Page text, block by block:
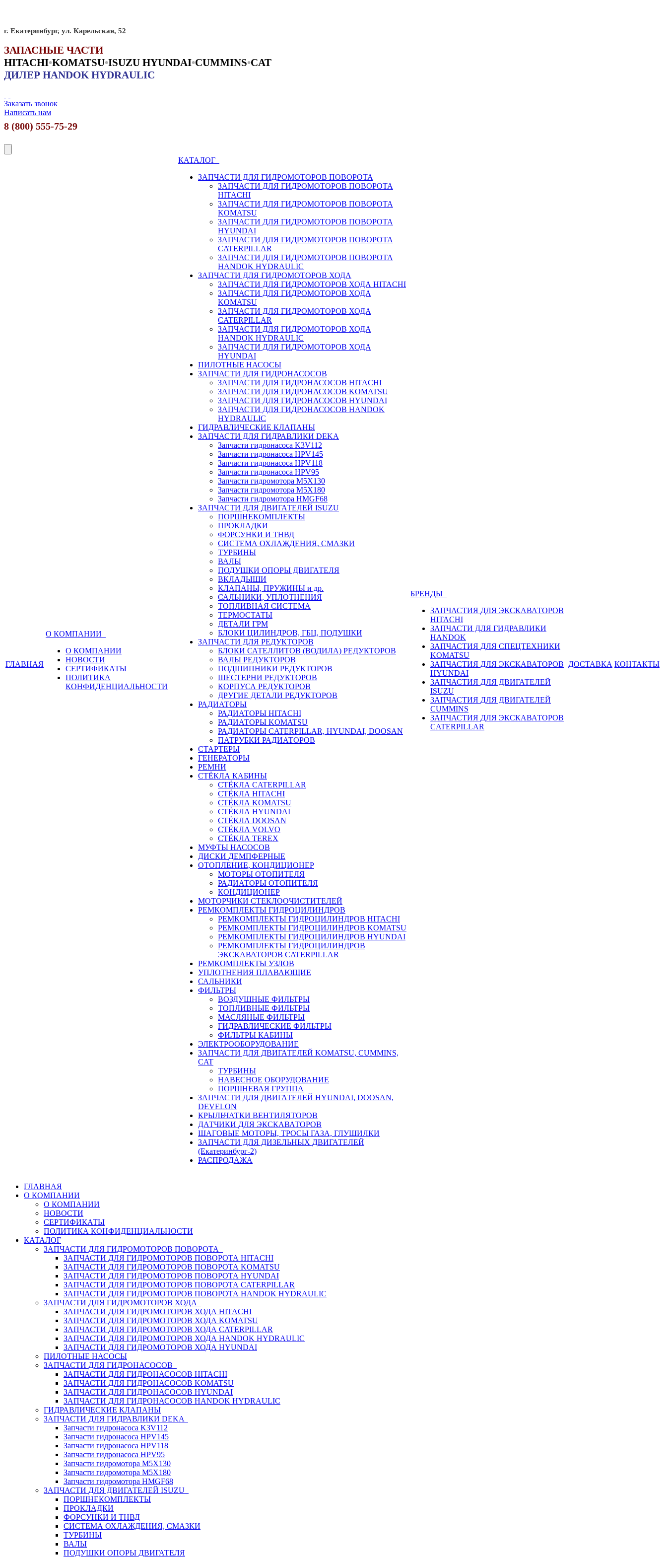
г. Екатеринбург, ул. Карельская, 52
ЗАПАСНЫЕ ЧАСТИ
HITACHI•KOMATSU•ISUZU HYUNDAI•CUMMINS•CAT
ДИЛЕР HANDOK HYDRAULIC
Заказать звонок
Написать нам
8 (800) 555-75-29
ГЛАВНАЯ
О КОМПАНИИ
О КОМПАНИИ
НОВОСТИ
СЕРТИФИКАТЫ
ПОЛИТИКА
КОНФИДЕНЦИАЛЬНОСТИ
КАТАЛОГ
ЗАПЧАСТИ ДЛЯ ГИДРОМОТОРОВ ПОВОРОТА
ЗАПЧАСТИ ДЛЯ ГИДРОМОТОРОВ ПОВОРОТА
HITACHI
ЗАПЧАСТИ ДЛЯ ГИДРОМОТОРОВ ПОВОРОТА
KOMATSU
ЗАПЧАСТИ ДЛЯ ГИДРОМОТОРОВ ПОВОРОТА
HYUNDAI
ЗАПЧАСТИ ДЛЯ ГИДРОМОТОРОВ ПОВОРОТА
CATERPILLAR
ЗАПЧАСТИ ДЛЯ ГИДРОМОТОРОВ ПОВОРОТА
HANDOK HYDRAULIC
ЗАПЧАСТИ ДЛЯ ГИДРОМОТОРОВ ХОДА
ЗАПЧАСТИ ДЛЯ ГИДРОМОТОРОВ ХОДА HITACHI
ЗАПЧАСТИ ДЛЯ ГИДРОМОТОРОВ ХОДА
KOMATSU
ЗАПЧАСТИ ДЛЯ ГИДРОМОТОРОВ ХОДА
CATERPILLAR
ЗАПЧАСТИ ДЛЯ ГИДРОМОТОРОВ ХОДА
HANDOK HYDRAULIC
ЗАПЧАСТИ ДЛЯ ГИДРОМОТОРОВ ХОДА
HYUNDAI
ПИЛОТНЫЕ НАСОСЫ
ЗАПЧАСТИ ДЛЯ ГИДРОНАСОСОВ
ЗАПЧАСТИ ДЛЯ ГИДРОНАСОСОВ HITACHI
ЗАПЧАСТИ ДЛЯ ГИДРОНАСОСОВ KOMATSU
ЗАПЧАСТИ ДЛЯ ГИДРОНАСОСОВ HYUNDAI
ЗАПЧАСТИ ДЛЯ ГИДРОНАСОСОВ HANDOK
HYDRAULIC
ГИДРАВЛИЧЕСКИЕ КЛАПАНЫ
ЗАПЧАСТИ ДЛЯ ГИДРАВЛИКИ DEKA
Запчасти гидронасоса K3V112
Запчасти гидронасоса HPV145
Запчасти гидронасоса HPV118
Запчасти гидронасоса HPV95
Запчасти гидромотора M5X130
Запчасти гидромотора M5X180
Запчасти гидромотора HMGF68
ЗАПЧАСТИ ДЛЯ ДВИГАТЕЛЕЙ ISUZU
ПОРШНЕКОМПЛЕКТЫ
ПРОКЛАДКИ
ФОРСУНКИ И ТНВД
СИСТЕМА ОХЛАЖДЕНИЯ, СМАЗКИ
ТУРБИНЫ
ВАЛЫ
ПОДУШКИ ОПОРЫ ДВИГАТЕЛЯ
ВКЛАДЫШИ
КЛАПАНЫ, ПРУЖИНЫ и др.
САЛЬНИКИ, УПЛОТНЕНИЯ
ТОПЛИВНАЯ СИСТЕМА
ТЕРМОСТАТЫ
ДЕТАЛИ ГРМ
БЛОКИ ЦИЛИНДРОВ, ГБЦ, ПОДУШКИ
ЗАПЧАСТИ ДЛЯ РЕДУКТОРОВ
БЛОКИ САТЕЛЛИТОВ (ВОДИЛА) РЕДУКТОРОВ
ВАЛЫ РЕДУКТОРОВ
ПОДШИПНИКИ РЕДУКТОРОВ
ШЕСТЕРНИ РЕДУКТОРОВ
КОРПУСА РЕДУКТОРОВ
ДРУГИЕ ДЕТАЛИ РЕДУКТОРОВ
РАДИАТОРЫ
РАДИАТОРЫ HITACHI
РАДИАТОРЫ KOMATSU
РАДИАТОРЫ CATERPILLAR, HYUNDAI, DOOSAN
ПАТРУБКИ РАДИАТОРОВ
СТАРТЕРЫ
ГЕНЕРАТОРЫ
РЕМНИ
СТЁКЛА КАБИНЫ
СТЁКЛА CATERPILLAR
СТЁКЛА HITACHI
СТЁКЛА KOMATSU
СТЁКЛА HYUNDAI
СТЁКЛА DOOSAN
СТЁКЛА VOLVO
СТЁКЛА TEREX
МУФТЫ НАСОСОВ
ДИСКИ ДЕМПФЕРНЫЕ
ОТОПЛЕНИЕ, КОНДИЦИОНЕР
МОТОРЫ ОТОПИТЕЛЯ
РАДИАТОРЫ ОТОПИТЕЛЯ
КОНДИЦИОНЕР
МОТОРЧИКИ СТЕКЛООЧИСТИТЕЛЕЙ
РЕМКОМПЛЕКТЫ ГИДРОЦИЛИНДРОВ
РЕМКОМПЛЕКТЫ ГИДРОЦИЛИНДРОВ HITACHI
РЕМКОМПЛЕКТЫ ГИДРОЦИЛИНДРОВ KOMATSU
РЕМКОМПЛЕКТЫ ГИДРОЦИЛИНДРОВ HYUNDAI
РЕМКОМПЛЕКТЫ ГИДРОЦИЛИНДРОВ
ЭКСКАВАТОРОВ CATERPILLAR
РЕМКОМПЛЕКТЫ УЗЛОВ
УПЛОТНЕНИЯ ПЛАВАЮЩИЕ
САЛЬНИКИ
ФИЛЬТРЫ
ВОЗДУШНЫЕ ФИЛЬТРЫ
ТОПЛИВНЫЕ ФИЛЬТРЫ
МАСЛЯНЫЕ ФИЛЬТРЫ
ГИДРАВЛИЧЕСКИЕ ФИЛЬТРЫ
ФИЛЬТРЫ КАБИНЫ
ЭЛЕКТРООБОРУДОВАНИЕ
ЗАПЧАСТИ ДЛЯ ДВИГАТЕЛЕЙ KOMATSU, CUMMINS,
CAT
ТУРБИНЫ
НАВЕСНОЕ ОБОРУДОВАНИЕ
ПОРШНЕВАЯ ГРУППА
ЗАПЧАСТИ ДЛЯ ДВИГАТЕЛЕЙ HYUNDAI, DOOSAN,
DEVELON
КРЫЛЬЧАТКИ ВЕНТИЛЯТОРОВ
ДАТЧИКИ ДЛЯ ЭКСКАВАТОРОВ
ШАГОВЫЕ МОТОРЫ, ТРОСЫ ГАЗА, ГЛУШИЛКИ
ЗАПЧАСТИ ДЛЯ ДИЗЕЛЬНЫХ ДВИГАТЕЛЕЙ
(Екатеринбург-2)
РАСПРОДАЖА
БРЕНДЫ
ЗАПЧАСТИЯ ДЛЯ ЭКСКАВАТОРОВ
HITACHI
ЗАПЧАСТИ ДЛЯ ГИДРАВЛИКИ
HANDOK
ЗАПЧАСТИЯ ДЛЯ СПЕЦТЕХНИКИ
KOMATSU
ЗАПЧАСТИЯ ДЛЯ ЭКСКАВАТОРОВ
HYUNDAI
ЗАПЧАСТИЯ ДЛЯ ДВИГАТЕЛЕЙ
ISUZU
ЗАПЧАСТИЯ ДЛЯ ДВИГАТЕЛЕЙ
CUMMINS
ЗАПЧАСТИЯ ДЛЯ ЭКСКАВАТОРОВ
CATERPILLAR
ДОСТАВКА КОНТАКТЫ
ГЛАВНАЯ
О КОМПАНИИ
О КОМПАНИИ
НОВОСТИ
СЕРТИФИКАТЫ
ПОЛИТИКА КОНФИДЕНЦИАЛЬНОСТИ
КАТАЛОГ
ЗАПЧАСТИ ДЛЯ ГИДРОМОТОРОВ ПОВОРОТА
ЗАПЧАСТИ ДЛЯ ГИДРОМОТОРОВ ПОВОРОТА HITACHI
ЗАПЧАСТИ ДЛЯ ГИДРОМОТОРОВ ПОВОРОТА KOMATSU
ЗАПЧАСТИ ДЛЯ ГИДРОМОТОРОВ ПОВОРОТА HYUNDAI
ЗАПЧАСТИ ДЛЯ ГИДРОМОТОРОВ ПОВОРОТА CATERPILLAR
ЗАПЧАСТИ ДЛЯ ГИДРОМОТОРОВ ПОВОРОТА HANDOK HYDRAULIC
ЗАПЧАСТИ ДЛЯ ГИДРОМОТОРОВ ХОДА
ЗАПЧАСТИ ДЛЯ ГИДРОМОТОРОВ ХОДА HITACHI
ЗАПЧАСТИ ДЛЯ ГИДРОМОТОРОВ ХОДА KOMATSU
ЗАПЧАСТИ ДЛЯ ГИДРОМОТОРОВ ХОДА CATERPILLAR
ЗАПЧАСТИ ДЛЯ ГИДРОМОТОРОВ ХОДА HANDOK HYDRAULIC
ЗАПЧАСТИ ДЛЯ ГИДРОМОТОРОВ ХОДА HYUNDAI
ПИЛОТНЫЕ НАСОСЫ
ЗАПЧАСТИ ДЛЯ ГИДРОНАСОСОВ
ЗАПЧАСТИ ДЛЯ ГИДРОНАСОСОВ HITACHI
ЗАПЧАСТИ ДЛЯ ГИДРОНАСОСОВ KOMATSU
ЗАПЧАСТИ ДЛЯ ГИДРОНАСОСОВ HYUNDAI
ЗАПЧАСТИ ДЛЯ ГИДРОНАСОСОВ HANDOK HYDRAULIC
ГИДРАВЛИЧЕСКИЕ КЛАПАНЫ
ЗАПЧАСТИ ДЛЯ ГИДРАВЛИКИ DEKA
Запчасти гидронасоса K3V112
Запчасти гидронасоса HPV145
Запчасти гидронасоса HPV118
Запчасти гидронасоса HPV95
Запчасти гидромотора M5X130
Запчасти гидромотора M5X180
Запчасти гидромотора HMGF68
ЗАПЧАСТИ ДЛЯ ДВИГАТЕЛЕЙ ISUZU
ПОРШНЕКОМПЛЕКТЫ
ПРОКЛАДКИ
ФОРСУНКИ И ТНВД
СИСТЕМА ОХЛАЖДЕНИЯ, СМАЗКИ
ТУРБИНЫ
ВАЛЫ
ПОДУШКИ ОПОРЫ ДВИГАТЕЛЯ